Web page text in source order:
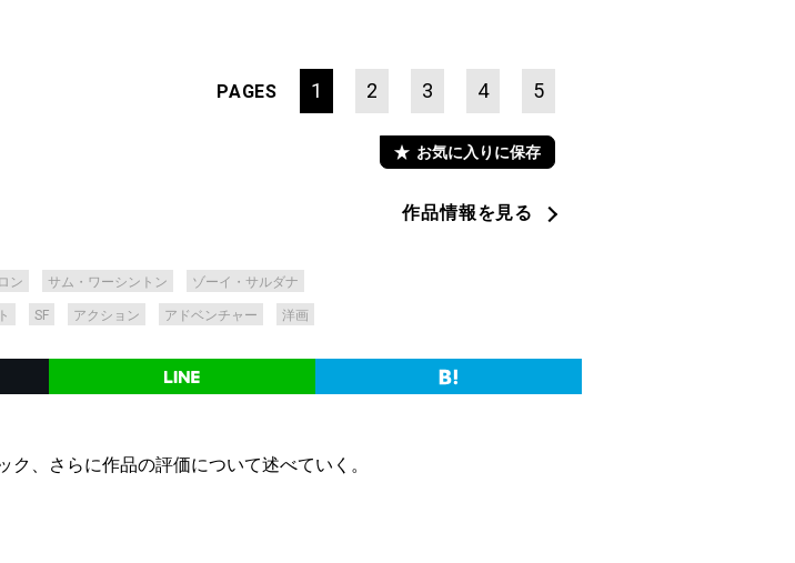
PAGES 1 2 3 4 5
お気に入りに保存
ン サム・ワーシントン ゾーイ・サルダナ
SF アクション アドベンチャー 洋画
作品情報を見る
、さらに作品の評価について述べていく。